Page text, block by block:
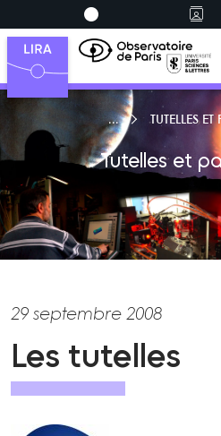
TUTELLES
Tutelles et
29 septembre 2008
Les tutelles